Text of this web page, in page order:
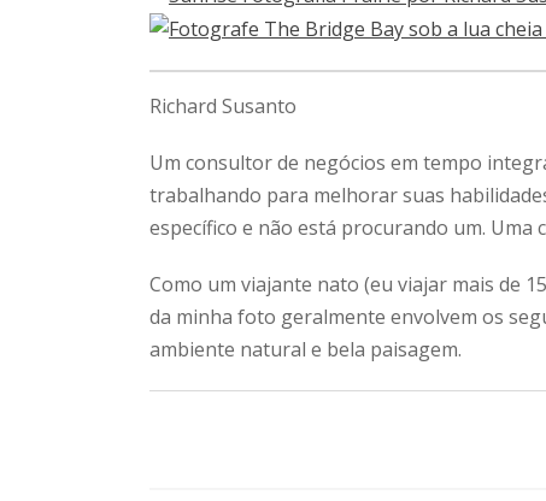
Richard Susanto
Um consultor de negócios em tempo
trabalhando para melhorar suas
específico e não está procurando um. Uma
Como um viajante nato (eu viajar mais de
da minha foto geralmente envolvem os
ambiente natural e bela paisagem.